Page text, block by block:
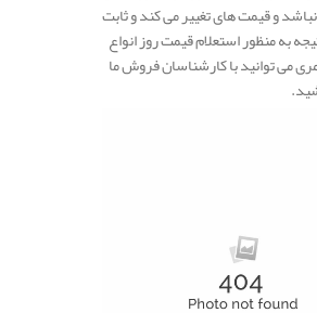
و قیمت های تغییر می کند و ثابت
به منظور استعلام قیمت روز انواع
می توانید با کارشناسان فروش ما